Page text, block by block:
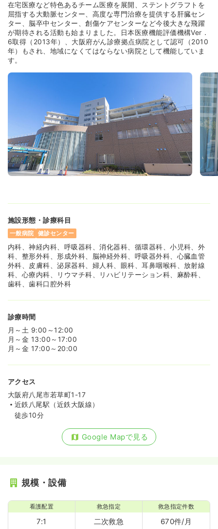
4週8休以上
月給40万円以上可
気になる 詳細を見る
救急外来
賞与2回
8:30～17:00（休憩60分）
4週8休以上
月給40万円以上可
気になる 詳細を見る
給与 33.0〜33.5
※経験3年の例
時間 8:30～17:00（休憩60分）
4週8休以上
担当業務未経験可 ブランク可
第二新卒可
月給40万円以上可
気になる
外来正看護師
日勤のみ（常勤）
※一例
4週8休以上
月給25万円以上可
気になる
保健師
給与 24.4 万円〜/月
時間 8:30～17:00
月給24万円以上可
在宅医療など特色あるチーム医療を展開、ステントグラフトを
屈指する大動脈センター、高度な専門治療を提供する肝臓セン
ター、脳卒中センター、創傷ケアセンターなど今後大きな飛躍
が期待される活動も始まりました。日本医療機能評価機構Ver．
6取得（2013年）、大阪府がん診療拠点病院として認可（2010
年）もされ、地域になくてはならない病院として機能していま
す。
施設形態・診療科目
一般病院 健診センター
内科、神経内科、呼吸器科、消化器科、循環器科、小児科、外
科、整形外科、形成外科、脳神経外科、呼吸器外科、心臓血管
外科、皮膚科、泌尿器科、婦人科、眼科、耳鼻咽喉科、放射線
科、心療内科、リウマチ科、リハビリテーション科、麻酔科、
歯科、歯科口腔外科
診療時間
月～土 9:00～12:00
月～金 13:00～17:00
月～金 17:00～20:00
アクセス
大阪府八尾市若草町1-17
近鉄八尾駅（近鉄大阪線）
徒歩10分
Google Mapで見る
規模・設備
看護配置
7:1
救急指定
二次救急
救急指定件数
670件/月